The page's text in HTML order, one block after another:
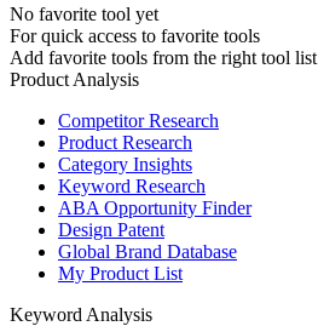
No favorite tool yet
For quick access to favorite tools
Add favorite tools from the right tool list
Product Analysis
Competitor Research
Product Research
Category Insights
Keyword Research
ABA Opportunity Finder
Design Patent
Global Brand Database
My Product List
Keyword Analysis